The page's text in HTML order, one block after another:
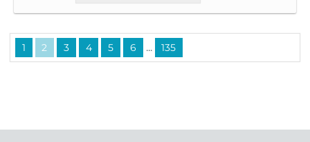
1 2 3 4 5 6 ... 135